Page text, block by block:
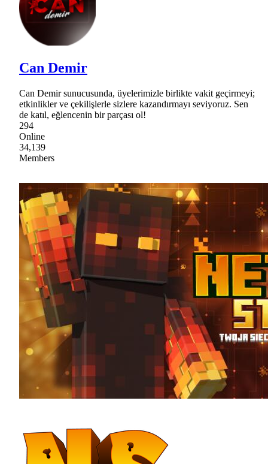
Can Demir
Can Demir sunucusunda, üyelerimizle birlikte vakit geçirmeyi;
etkinlikler ve çekilişlerle sizlere kazandırmayı seviyoruz. Sen
de katıl, eğlencenin bir parçası ol!
294
Online
34,139
Members